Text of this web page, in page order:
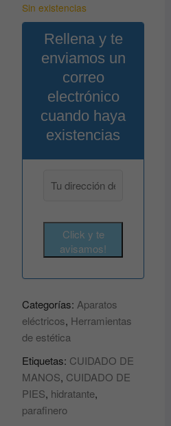
Sin existencias
Rellena y te
enviamos un
correo
electrónico
cuando haya
existencias
Click y te
avisamos!
Categorías: Aparatos
eléctricos, Herramientas
de estética
Etiquetas: CUIDADO DE
MANOS, CUIDADO DE
PIES, hidratante,
parafinero